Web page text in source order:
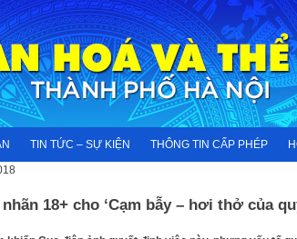
TIN TỨC – SỰ KIỆN THÔNG TIN CẤP PHÉP
18+ cho ‘Cạm bẫy – hơi thở của